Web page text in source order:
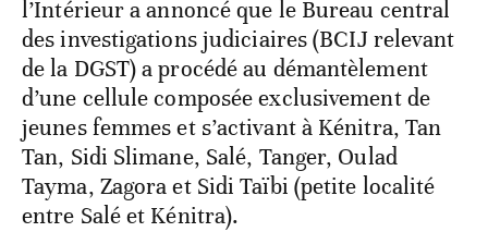
l’Intérieur a annoncé que le Bureau central
des investigations judiciaires (BCIJ relevant
de la DGST) a procédé au démantèlement
d’une cellule composée exclusivement de
jeunes femmes et s’activant à Kénitra, Tan
Tan, Sidi Slimane, Salé, Tanger, Oulad
Tayma, Zagora et Sidi Taïbi (petite localité
entre Salé et Kénitra).